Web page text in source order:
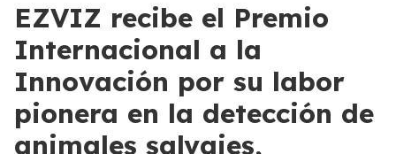
EZVIZ recibe el Premio
Internacional a la
Innovación por su labor
pionera en la detección de
animales salvajes,